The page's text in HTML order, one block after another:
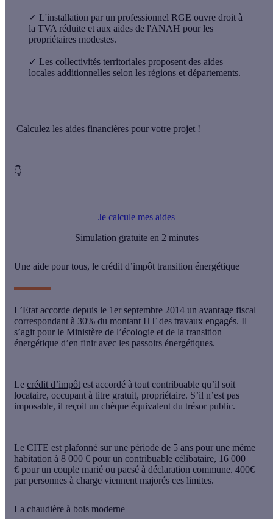
✓ L'installation par un professionnel RGE ouvre droit à
la TVA réduite et aux aides de l'ANAH pour les
propriétaires modestes.
✓ Les collectivités territoriales proposent des aides
locales additionnelles selon les régions et départements.
Calculez les aides financières pour votre projet !
👇
Je calcule mes aides
Simulation gratuite en 2 minutes
Une aide pour tous, le crédit d’impôt transition énergétique
L’Etat accorde depuis le 1er septembre 2014 un avantage fiscal
correspondant à 30% du montant HT des travaux engagés. Il
s’agit pour le Ministère de l’écologie et de la transition
énergétique d’en finir avec les passoirs énergétiques.
Le crédit d’impôt est accordé à tout contribuable qu’il soit
locataire, occupant à titre gratuit, propriétaire. S’il n’est pas
imposable, il reçoit un chèque équivalent du trésor public.
Le CITE est plafonné sur une période de 5 ans pour une même
habitation à 8 000 € pour un contribuable célibataire, 16 000
€ pour un couple marié ou pacsé à déclaration commune. 400€
par personnes à charge viennent majorés ces limites.
La chaudière à bois moderne